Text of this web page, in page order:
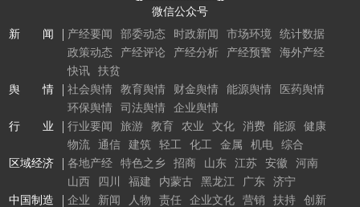
微信公众号
新 闻
产经要闻 部委动态 时政新闻 市场环境
统计数据
政策动态
产经评论 产经分析 产经预警
海外产经
快讯
扶贫
舆 情
社会舆情 教育舆情 财金舆情 能源舆情
医药舆情
环保舆情
司法舆情
企业舆情
行 业
行业要闻 旅游 教育 农业 文化 消费 能源
健康
物流
通信 建筑 轻工 化工 金属 机电
综合
区域经济
各地产经 特色之乡 招商 山东 江苏 安徽
河南
山西
四川 福建 内蒙古 黑龙江 广东
济宁
中国制造
企业 新闻 人物 责任 企业文化 营销 扶持
创新